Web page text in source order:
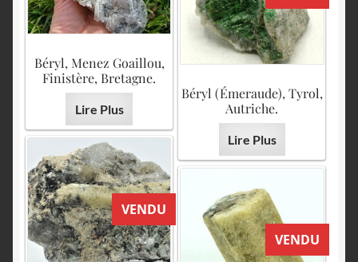
Béryl, Menez Goaillou,
Finistère, Bretagne.
Lire Plus
Béryl (Émeraude), Tyrol,
Autriche.
Lire Plus
VENDU
VENDU